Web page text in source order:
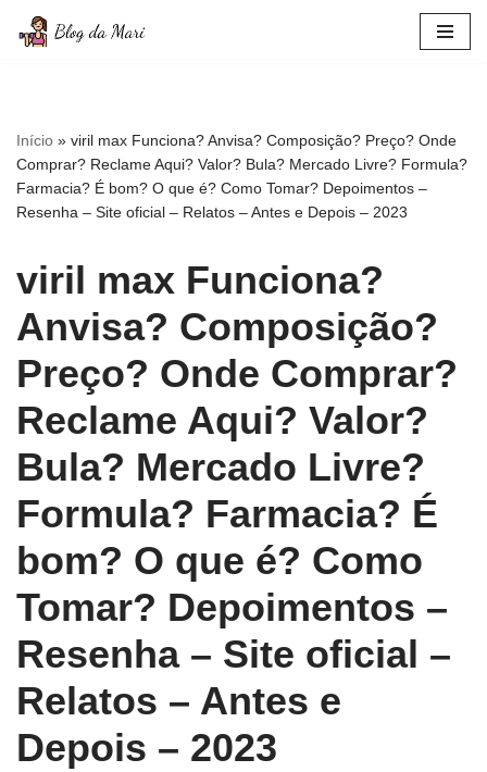
conteúdo
Início » viril max Funciona? Anvisa? Composição? Preço? Onde
Comprar? Reclame Aqui? Valor? Bula? Mercado Livre? Formula?
Farmacia? É bom? O que é? Como Tomar? Depoimentos –
Resenha – Site oficial – Relatos – Antes e Depois – 2023
viril max Funciona?
Anvisa? Composição?
Preço? Onde Comprar?
Reclame Aqui? Valor?
Bula? Mercado Livre?
Formula? Farmacia? É
bom? O que é? Como
Tomar? Depoimentos –
Resenha – Site oficial –
Relatos – Antes e
Depois – 2023